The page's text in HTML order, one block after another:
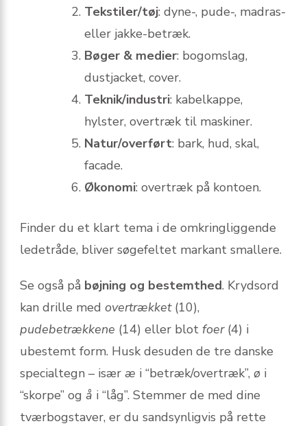
Tekstiler/tøj: dyne-, pude-, madras-
eller jakke-betræk.
Bøger & medier: bogomslag,
dustjacket, cover.
Teknik/industri: kabelkappe,
hylster, overtræk til maskiner.
Natur/overført: bark, hud, skal,
facade.
Økonomi: overtræk på kontoen.
Finder du et klart tema i de omkringliggende
ledetråde, bliver søgefeltet markant smallere.
Se også på bøjning og bestemthed. Krydsord
kan drille med overtrækket(10),
pudebetrækkene (14) eller blot foer(4) i
ubestemt form. Husk desuden de tre danske
specialtegn – især æ i “betræk/overtræk”, ø i
“skorpe” og å i “låg”. Stemmer de med dine
tværbogstaver, er du sandsynligvis på rette